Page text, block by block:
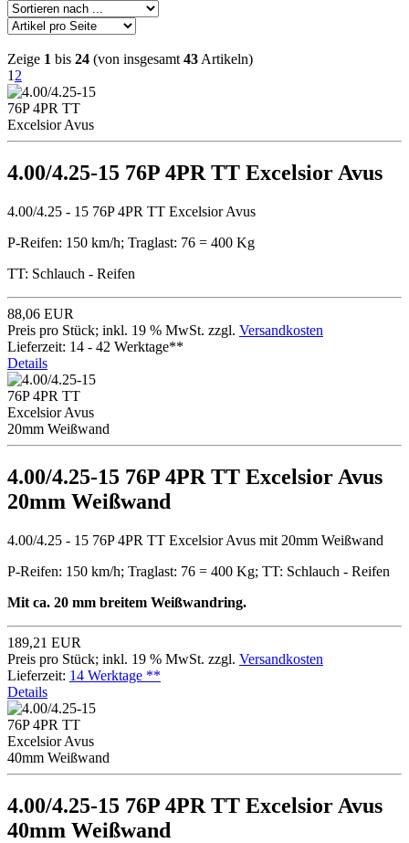
Zeige 1 bis 24 (von insgesamt 43 Artikeln)
1 2
4.00/4.25-15 76P 4PR TT Excelsior Avus
4.00/4.25 - 15 76P 4PR TT Excelsior Avus
P-Reifen: 150 km/h; Traglast: 76 = 400 Kg
TT: Schlauch - Reifen
88,06 EUR
Preis pro Stück; inkl. 19 % MwSt. zzgl. Versandkosten
Lieferzeit: 14 - 42 Werktage**
Details
4.00/4.25-15 76P 4PR TT Excelsior Avus
20mm Weißwand
4.00/4.25 - 15 76P 4PR TT Excelsior Avus mit 20mm Weißwand
P-Reifen: 150 km/h; Traglast: 76 = 400 Kg; TT: Schlauch - Reifen
Mit ca. 20 mm breitem Weißwandring.
189,21 EUR
Preis pro Stück; inkl. 19 % MwSt. zzgl. Versandkosten
Lieferzeit: 14 Werktage **
Details
4.00/4.25-15 76P 4PR TT Excelsior Avus
40mm Weißwand